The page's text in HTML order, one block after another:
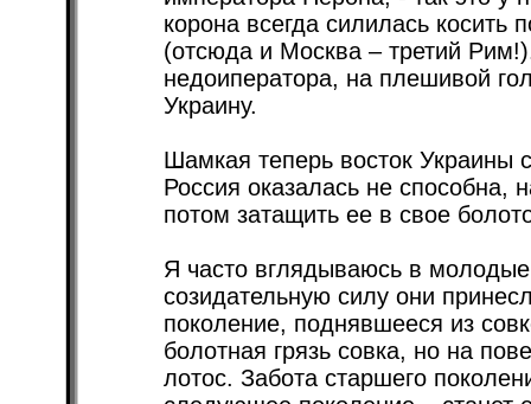
корона всегда силилась
(отсюда и Москва – третий
недоиператора, на плешивой
Украину.
Шамкая теперь восток Украины
Россия оказалась не способна,
потом затащить ее в свое
Я часто вглядываюсь в
созидательную силу они
поколение, поднявшееся из
болотная грязь совка, но на
лотос. Забота старшего